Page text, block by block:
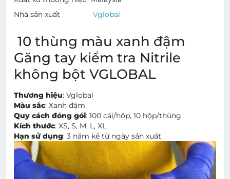
Nhà sản xuất
Vglobal
10 thùng màu xanh đậm
Găng tay kiểm tra Nitrile
không bột VGLOBAL
Thương hiệu: Vglobal
Màu sắc: Xanh đậm
Quy cách đóng gói: 100 cái/hộp, 10 hộp/thùng
Kích thước: XS, S, M, L, XL
Hạn sử dụng: 3 năm kể từ ngày sản xuất